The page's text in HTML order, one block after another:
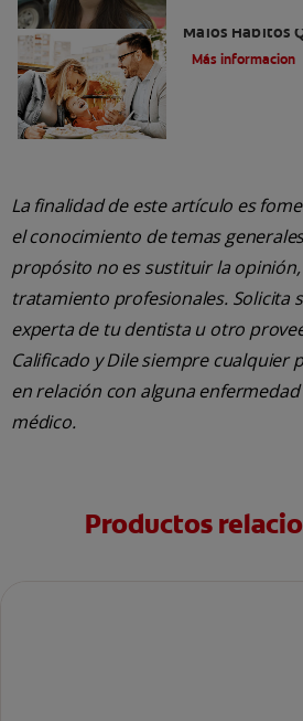
Malos Hábitos
Dañinos
Más informacion
La finalidad de este artículo es
el conocimiento de temas
propósito no es sustituir la
tratamiento profesionales. Solicita
experta de tu dentista u otro
Calificado y Dile siempre cualquier
en relación con alguna
médico.
Productos